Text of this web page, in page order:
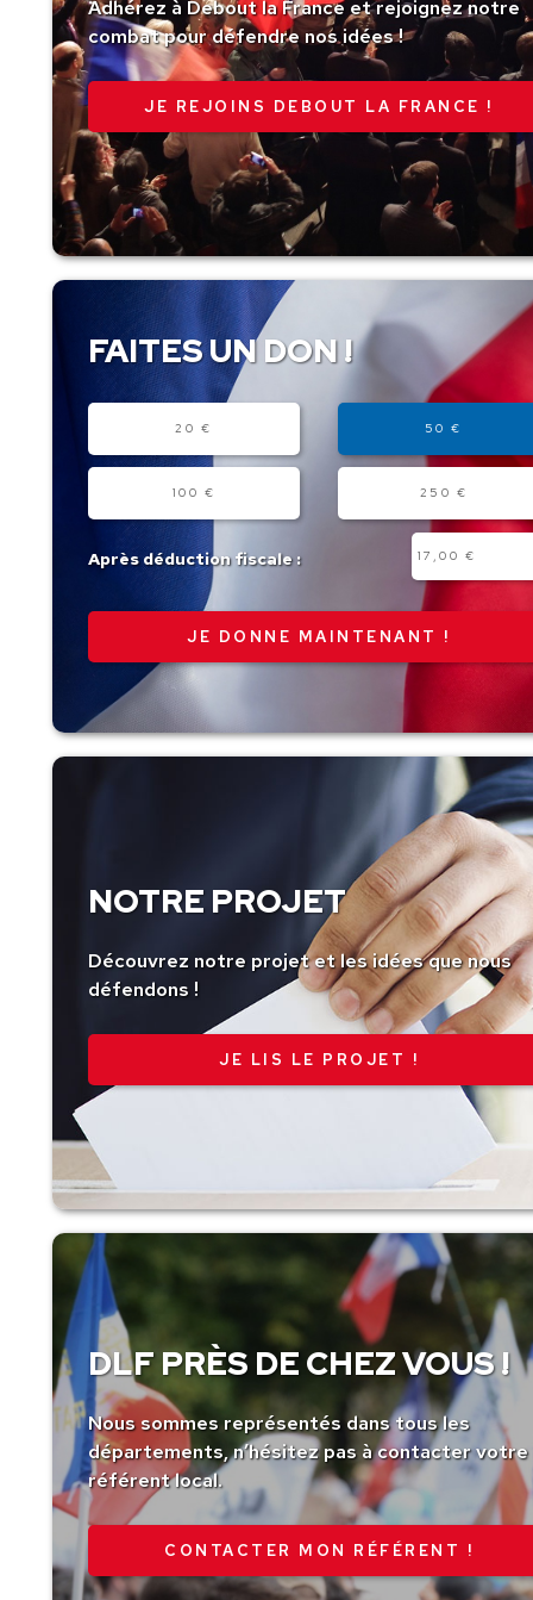
Adhérez à Debout la France et rejoignez notre
combat pour défendre nos idées !
JE REJOINS DEBOUT LA FRANCE !
FAITES UN DON !
20 € 50 €
100 € 250 €
Autre
montant
Après déduction fiscale :
NOTRE PROJET
Découvrez notre projet et les idées que nous
défendons !
JE LIS LE PROJET !
DLF PRÈS DE CHEZ VOUS !
Nous sommes représentés dans tous les
départements, n’hésitez pas à contacter votre
référent local.
CONTACTER MON RÉFÉRENT !